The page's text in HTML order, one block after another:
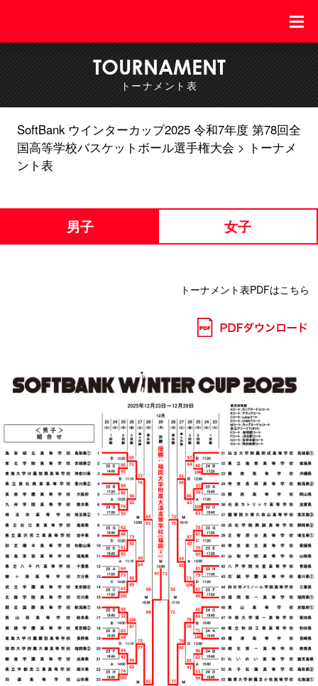
TOURNAMENT
トーナメント表
SoftBank ウインターカップ2025 令和7年度 第78回全
国高等学校バスケットボール選手権大会
トーナメ
ント表
男子 女子
トーナメント表PDFはこちら